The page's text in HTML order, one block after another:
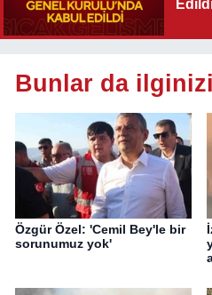
Bunlar da
Özgür Özel: 'Cemil Bey'le bir
sorunumuz yok'